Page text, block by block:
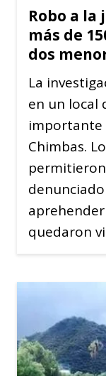
Robo a
más de
dos
La
en un local
importante
Chimbas.
quedaron